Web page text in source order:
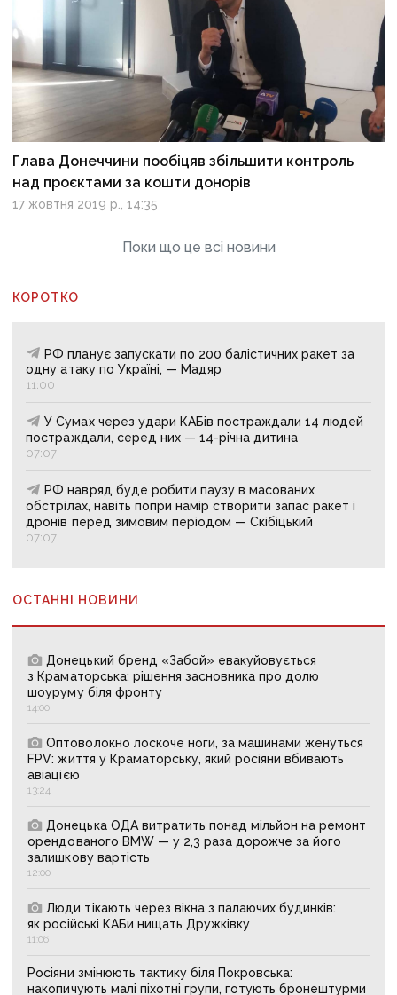
Глава Донеччини пообіцяв збільшити контроль
над проєктами за кошти донорів
17 жовтня 2019 р., 14:35
Поки що це всі новини
КОРОТКО
РФ планує запускати по 200 балістичних ракет за
одну атаку по Україні, — Мадяр
11:00
У Сумах через удари КАБів постраждали 14 людей
постраждали, серед них — 14-річна дитина
07:07
РФ навряд буде робити паузу в масованих
обстрілах, навіть попри намір створити запас ракет і
дронів перед зимовим періодом — Скібіцький
07:07
ОСТАННІ НОВИНИ
Донецький бренд «Забой» евакуйовується
з Краматорська: рішення засновника про долю
шоуруму біля фронту
14:00
Оптоволокно лоскоче ноги, за машинами женуться
FPV: життя у Краматорську, який росіяни вбивають
авіацією
13:24
Донецька ОДА витратить понад мільйон на ремонт
орендованого BMW — у 2,3 раза дорожче за його
залишкову вартість
12:00
Люди тікають через вікна з палаючих будинків:
як російські КАБи нищать Дружківку
11:06
Росіяни змінюють тактику біля Покровська:
накопичують малі піхотні групи, готують бронештурми